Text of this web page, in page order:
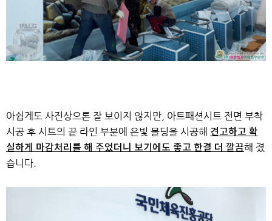
아쉽게도 사진상으론 잘 보이지 않지만, 아트패션시트 전면 부착
시공 후 시트의 끝 라인 부분에 은빛 몰딩을 시공해 견고하고 확
실하게 마감처리를 해 주었더니 보기에도 좋고 한결 더 깔끔해 졌
습니다.